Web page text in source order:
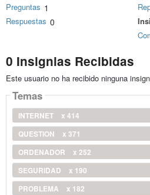
Preguntas 1
Respuestas 0
0 Insignias Recibidas
Este usuario no ha recibido ninguna
Temas
INTERNET
x 414
QUESTION
x 371
ORDENADOR
x 252
SEGURIDAD
x 190
PROBLEMA
x 182